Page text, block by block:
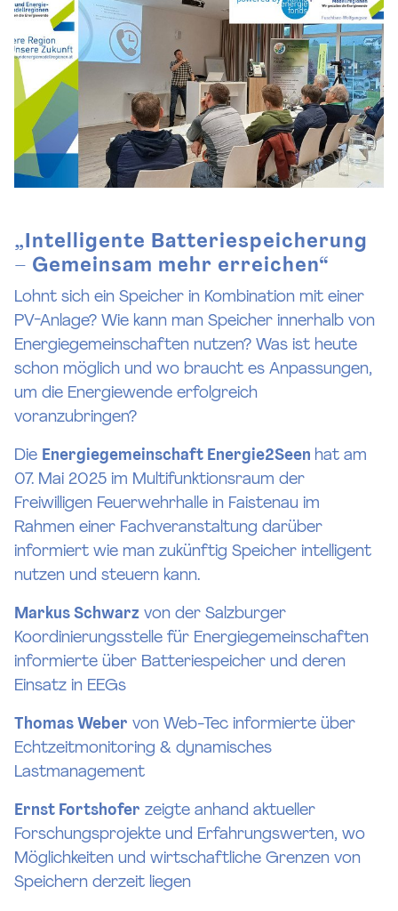
„Intelligente Batteriespeicherung
– Gemeinsam mehr erreichen“
Lohnt sich ein Speicher in Kombination mit einer
PV-Anlage? Wie kann man Speicher innerhalb von
Energiegemeinschaften nutzen? Was ist heute
schon möglich und wo braucht es Anpassungen,
um die Energiewende erfolgreich
voranzubringen?
Die Energiegemeinschaft Energie2Seen hat am
07. Mai 2025 im Multifunktionsraum der
Freiwilligen Feuerwehrhalle in Faistenau im
Rahmen einer Fachveranstaltung darüber
informiert wie man zukünftig Speicher intelligent
nutzen und steuern kann.
Markus Schwarz von der Salzburger
Koordinierungsstelle für Energiegemeinschaften
informierte über Batteriespeicher und deren
Einsatz in EEGs
Thomas Weber von Web-Tec informierte über
Echtzeitmonitoring & dynamisches
Lastmanagement
Ernst Fortshofer zeigte anhand aktueller
Forschungsprojekte und Erfahrungswerten, wo
Möglichkeiten und wirtschaftliche Grenzen von
Speichern derzeit liegen